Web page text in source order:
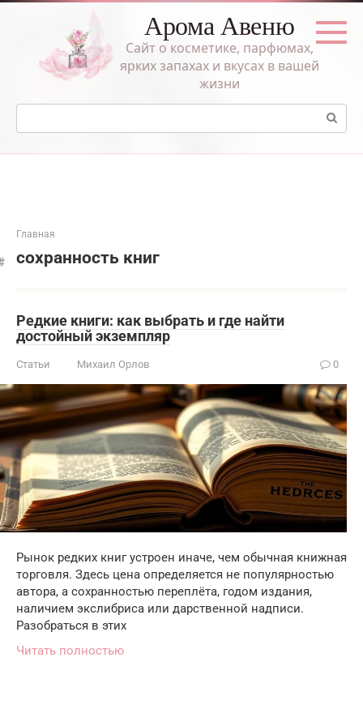
Перейти
Арома Авеню
Сайт о косметике, парфюмах,
ярких запахах и вкусах в вашей
жизни
Поиск:
Главная
сохранность книг
Редкие книги: как выбрать и где найти
достойный экземпляр
Статьи Михаил Орлов 0
Рынок редких книг устроен иначе, чем обычная книжная
торговля. Здесь цена определяется не популярностью
автора, а сохранностью переплёта, годом издания,
наличием экслибриса или дарственной надписи.
Разобраться в этих
Читать полностью